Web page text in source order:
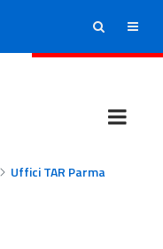
ricerca menu
Uffici TAR Parma